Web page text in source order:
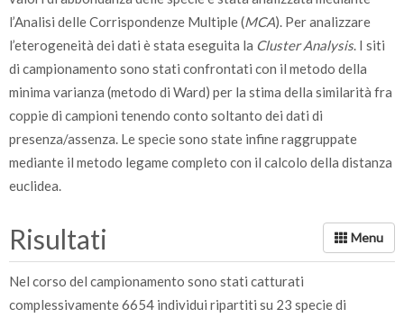
5 Euroasiatiche-sibiriche -
Paleartiche
Habitat 1 Ambienti forestali 11
2 Eurecia
3 Ambienti aperti -
Numero di specie totale
l’Analisi delle Corrispondenze Multiple (MCA). Per analizzare
l’eterogeneità dei dati è stata eseguita la Cluster Analysis. I siti
di campionamento sono stati confrontati con il metodo della
minima varianza (metodo di Ward) per la stima della similarità fra
coppie di campioni tenendo conto soltanto dei dati di
presenza/assenza. Le specie sono state infine raggruppate
mediante il metodo legame completo con il calcolo della distanza
euclidea.
Risultati
Nel corso del campionamento sono stati catturati
complessivamente 6654 individui ripartiti su 23 specie di